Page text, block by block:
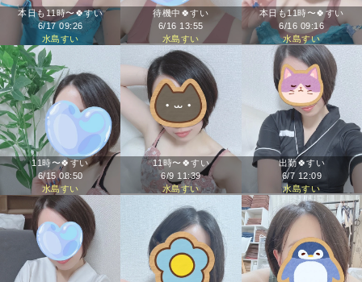
本日も11時〜🍀すい
6/17 09:26
水島すい
待機中🍀すい
6/16 13:55
水島すい
本日も11時〜🍀すい
6/16 09:16
水島すい
11時〜🍀すい
6/15 08:50
水島すい
11時〜🍀すい
6/9 11:39
水島すい
出勤🍀すい
6/7 12:09
水島すい